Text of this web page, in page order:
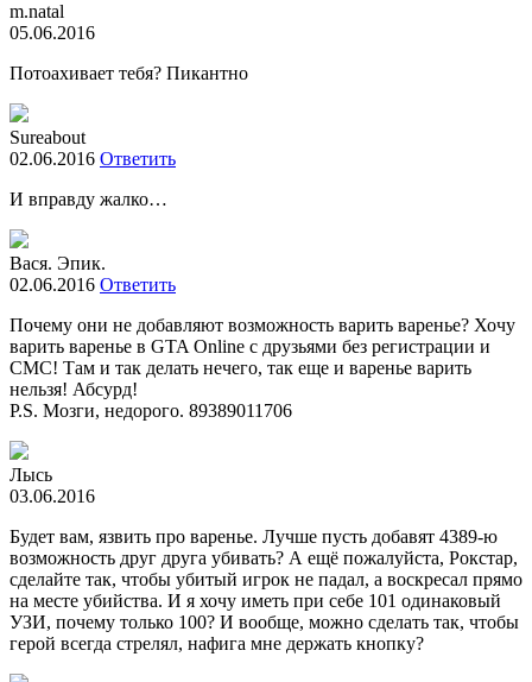
m.natal
05.06.2016
Потоахивает тебя? Пикантно
Sureabout
02.06.2016 Ответить
И вправду жалко…
Вася. Эпик.
02.06.2016 Ответить
Почему они не добавляют возможность варить варенье? Хочу
варить варенье в GTA Online с друзьями без регистрации и
СМС! Там и так делать нечего, так еще и варенье варить
нельзя! Абсурд!
P.S. Мозги, недорого. 89389011706
Лысь
03.06.2016
Будет вам, язвить про варенье. Лучше пусть добавят 4389-ю
возможность друг друга убивать? А ещё пожалуйста, Рокстар,
сделайте так, чтобы убитый игрок не падал, а воскресал прямо
на месте убийства. И я хочу иметь при себе 101 одинаковый
УЗИ, почему только 100? И вообще, можно сделать так, чтобы
герой всегда стрелял, нафига мне держать кнопку?